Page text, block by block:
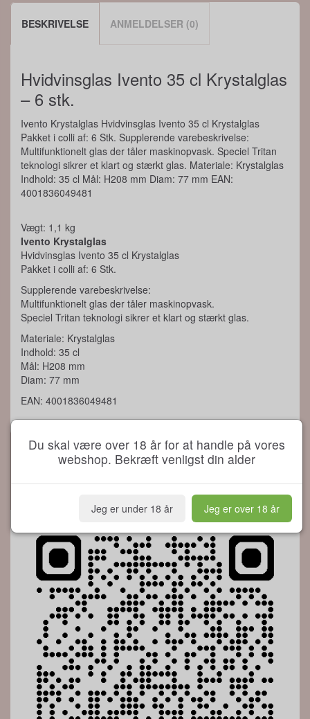
BESKRIVELSE ANMELDELSER (0)
Hvidvinsglas Ivento 35 cl Krystalglas
– 6 stk.
Ivento Krystalglas Hvidvinsglas Ivento 35 cl Krystalglas
Pakket i colli af: 6 Stk. Supplerende varebeskrivelse:
Multifunktionelt glas der tåler maskinopvask. Speciel Tritan
teknologi sikrer et klart og stærkt glas. Materiale: Krystalglas
Indhold: 35 cl Mål: H208 mm Diam: 77 mm EAN:
4001836049481
Vægt: 1,1 kg
Ivento Krystalglas
Hvidvinsglas Ivento 35 cl Krystalglas
Pakket i colli af: 6 Stk.
Supplerende varebeskrivelse:
Multifunktionelt glas der tåler maskinopvask.
Speciel Tritan teknologi sikrer et klart og stærkt glas.
Materiale: Krystalglas
Indhold: 35 cl
Mål: H208 mm
Diam: 77 mm
EAN: 4001836049481
Fødevarekontrollen 2026
Du skal være over 18 år for at handle på vores
webshop. Bekræft venligst din alder
Jeg er under 18 år Jeg er over 18 år